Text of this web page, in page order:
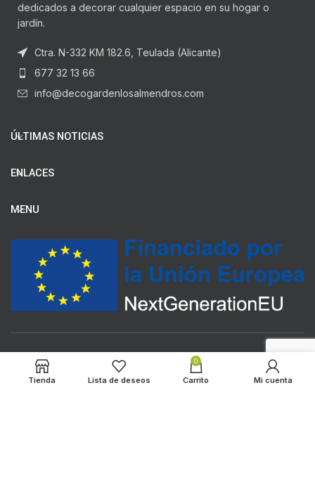
dedicados a decorar cualquier espacio en su hogar o
jardín.
Ctra. N-332 KM 182.6, Teulada (Alicante)
677 32 13 66
info@decogardenlosalmendros.com
ÚLTIMAS NOTICIAS
ENLACES
MENU
Tienda Lista de deseos
0
Carrito Mi cuenta